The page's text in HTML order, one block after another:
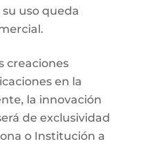
uso queda
creaciones
en la
la innovación
de exclusividad
o Institución a